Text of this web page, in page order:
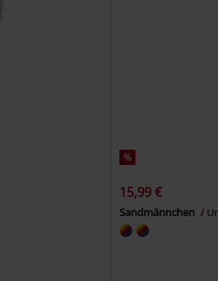
%
15,99 €
Sandmännchen